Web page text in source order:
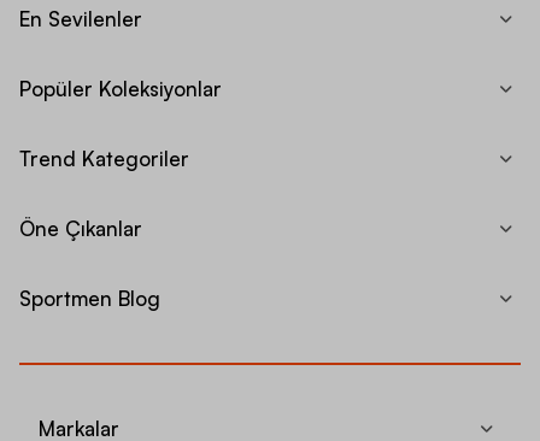
En Sevilenler
Popüler Koleksiyonlar
Trend Kategoriler
Öne Çıkanlar
Sportmen Blog
Markalar